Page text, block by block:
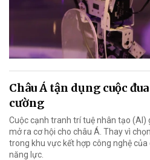
Châu Á tận dụng cuộc
cường
Cuộc cạnh tranh trí tuệ nhân tạo (AI)
mở ra cơ hội cho châu Á. Thay vì
trong khu vực kết hợp công nghệ của
năng lực.